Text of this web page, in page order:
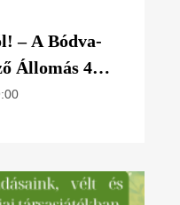
– A Bódva-
Állomás 40